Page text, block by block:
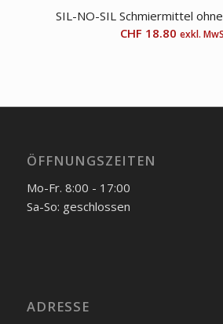
SIL-NO-SIL Schmiermittel
CHF 18.80 exkl.
ÖFFNUNGSZEITEN
Mo-Fr. 8:00 - 17:00
Sa-So: geschlossen
ADRESSE